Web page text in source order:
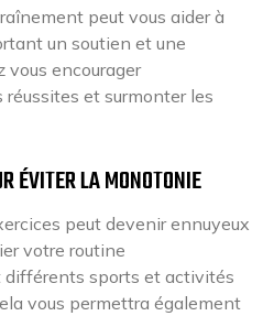
peut vous aider à
un soutien et une
vous encourager
et surmonter les
ÉVITER LA MONOTONIE
peut devenir ennuyeux
votre routine
différents sports et activités
vous permettra également